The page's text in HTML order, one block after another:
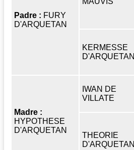
Padre : FURY
D'ARQUETAN
KERMESSE
D'ARQUETAN
Madre :
HYPOTHESE
D'ARQUETAN
IWAN DE
VILLATE
THEORIE
D'ARQUETAN